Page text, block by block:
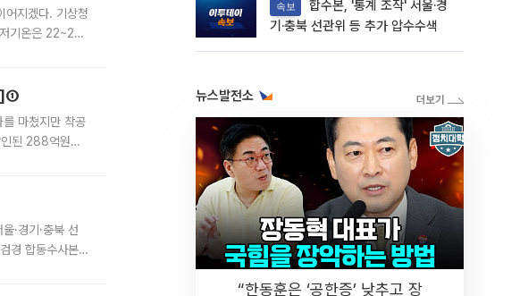
어지겠다. 기상청
저기온은 22~27
마쳤지만 착공
된 288억원에
·경기·충북 선
경 합동수사본
속보
기·충북 선관위 등 추가 압수수색
뉴스발전소
“한동훈은 ‘공한증’ 낮추고 장